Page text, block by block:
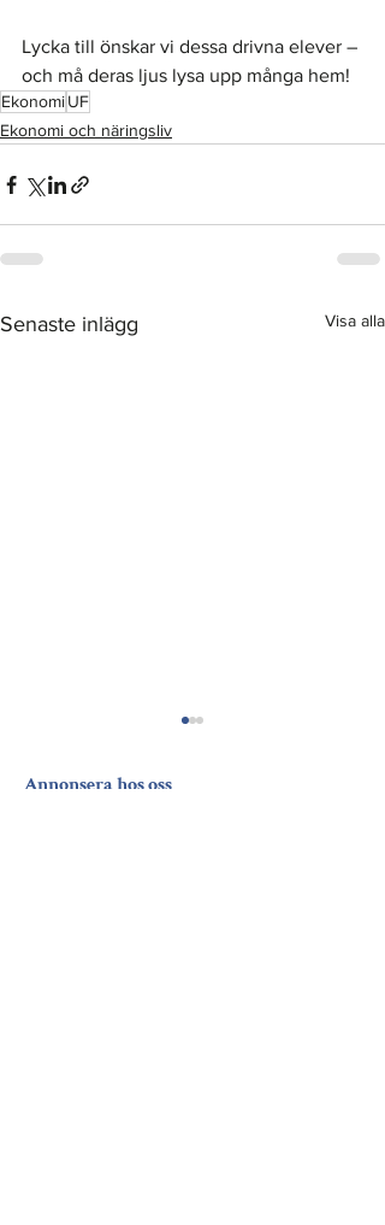
Lycka till önskar vi dessa drivna elever –
och må deras ljus lysa upp många hem!
EkonomiUF
Ekonomi och näringsliv
Senaste inlägg Visa alla
Annonsera hos oss